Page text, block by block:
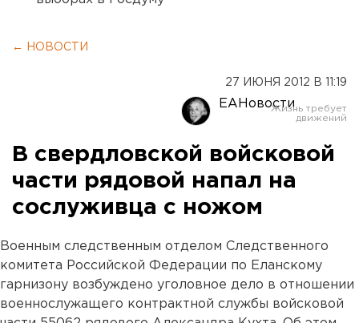
← НОВОСТИ
27 ИЮНЯ 2012 В 11:19
ЕАНовости
В свердловской войсковой
части рядовой напал на
сослуживца с ножом
Военным следственным отделом Следственного
комитета Российской Федерации по Еланскому
гарнизону возбуждено уголовное дело в отношении
военнослужащего контрактной службы войсковой